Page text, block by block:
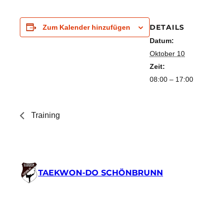
Zum Kalender hinzufügen DETAILS
Datum:
Oktober 10
Zeit:
08:00 – 17:00
Training
TAEKWON-DO SCHÖNBRUNN